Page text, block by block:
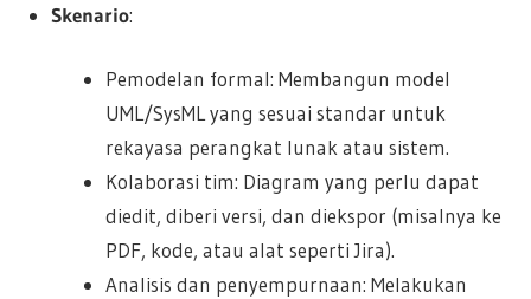
Skenario:
Pemodelan formal: Membangun model
UML/SysML yang sesuai standar untuk
rekayasa perangkat lunak atau sistem.
Kolaborasi tim: Diagram yang perlu dapat
diedit, diberi versi, dan diekspor (misalnya ke
PDF, kode, atau alat seperti Jira).
Analisis dan penyempurnaan: Melakukan